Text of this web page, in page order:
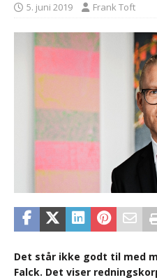
5. juni 2019 Frank Toft
Det står ikke godt til med
Falck. Det viser